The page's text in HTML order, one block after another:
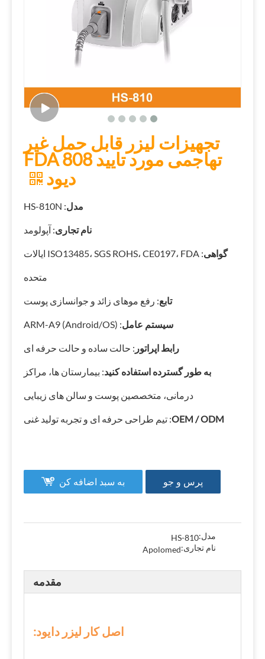
تجهیزات لیزر قابل حمل غیر
تهاجمی مورد تایید FDA 808
دیود
مدل: HS-810N
نام تجاری: آپولومد
گواهی : ISO13485، SGS ROHS، CE0197، FDA ایالات
متحده
تابع: رفع موهای زائد و جوانسازی پوست
سیستم عامل: ARM-A9 (Android/OS)
رابط اپراتور : حالت ساده و حالت حرفه ای
به طور گسترده استفاده کنید: بیمارستان ها، مراکز
درمانی، متخصصین پوست و سالن های زیبایی
OEM / ODM: تیم طراحی حرفه ای و تجربه تولید غنی
پرس و جو به سبد اضافه کن
مدل:HS-810
نام تجاری:Apolomed
مقدمه
اصل کار لیزر دایود: